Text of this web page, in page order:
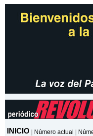
INICIO Número actual